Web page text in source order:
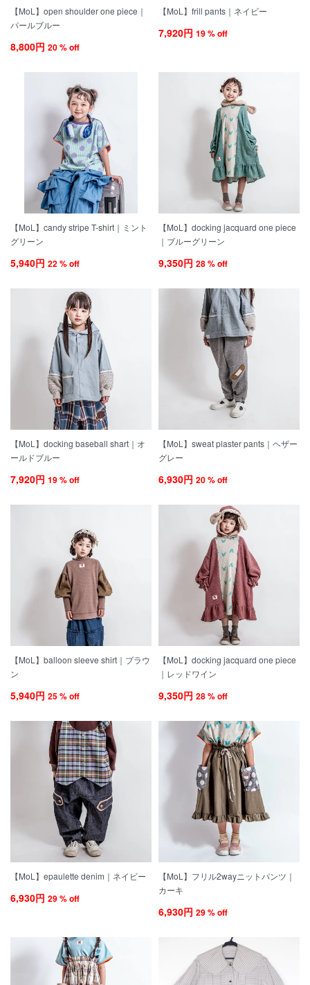
【MoL】open shoulder one piece｜
パールブルー
8,800円 20 % off
【MoL】frill pants｜ネイビー
7,920円 19 % off
【MoL】candy stripe T-shirt｜ミント
グリーン
5,940円 22 % off
【MoL】docking jacquard one piece
｜ブルーグリーン
9,350円 28 % off
【MoL】docking baseball shart｜オ
ールドブルー
7,920円 19 % off
【MoL】sweat plaster pants｜ヘザー
グレー
6,930円 20 % off
【MoL】balloon sleeve shirt｜ブラウ
ン
5,940円 25 % off
【MoL】docking jacquard one piece
｜レッドワイン
9,350円 28 % off
【MoL】epaulette denim｜ネイビー
6,930円 29 % off
【MoL】フリル2wayニットパンツ｜
カーキ
6,930円 29 % off